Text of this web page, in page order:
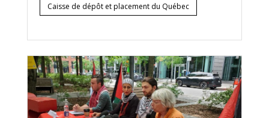
Caisse de dépôt et placement du Québec